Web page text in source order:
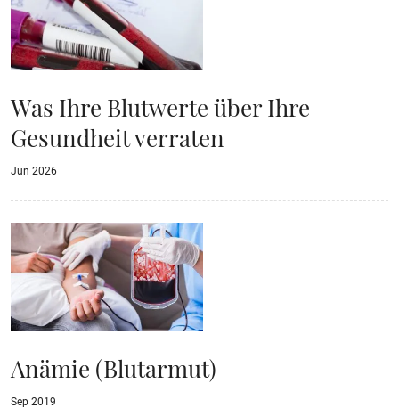
Was Ihre Blutwerte über Ihre
Gesundheit verraten
Jun 2026
Anämie (Blutarmut)
Sep 2019